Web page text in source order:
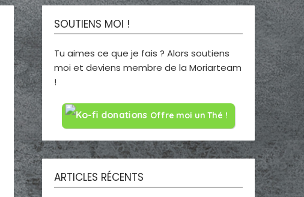
SOUTIENS MOI !
Tu aimes ce que je fais ? Alors soutiens
moi et deviens membre de la Moriarteam
!
Offre moi un Thé !
ARTICLES RÉCENTS